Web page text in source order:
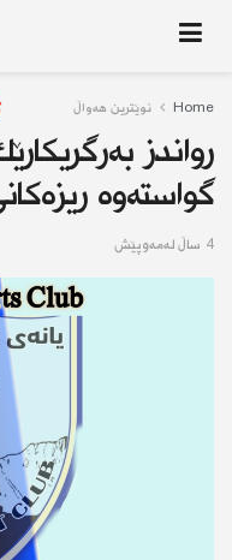
Home نوێترین هەواڵ
رواندز
گواستەوە
4 ساڵ له‌مه‌وپێش